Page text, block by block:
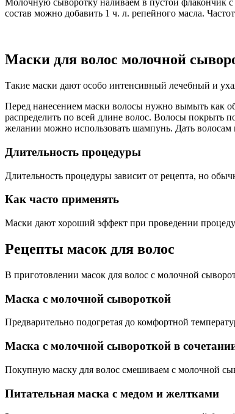
состав можно добавить 1 ч. л. репейного масла.
Маски для волос молочной
Такие маски дают особо интенсивный лечебный и
Перед нанесением маски волосы нужно вымыть как
распределить по всей длине волос. Волосы покрыть
желании можно использовать шампунь. Дать волосам
Длительность процедуры
Длительность процедуры зависит от рецепта, но
Как часто применять
Маски дают хороший эффект при проведении
Рецепты масок для волос
В приготовлении масок для волос с молочной
Маска с молочной сывороткой
Предварительно подогретая до комфортной
Маска с молочной сывороткой в
Покупную маску для волос смешиваем с молочной
Питательная маска с медом и желтками